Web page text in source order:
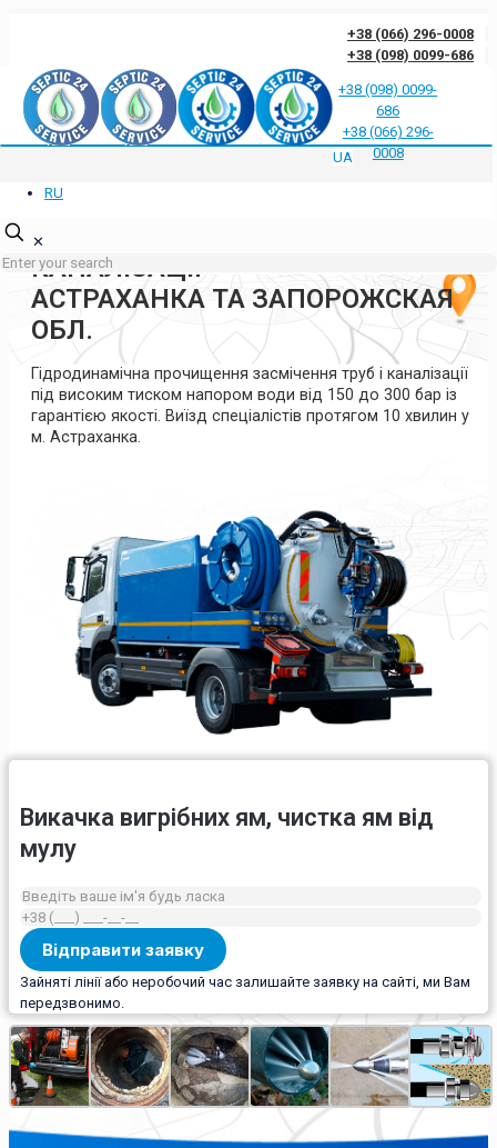
+38 (066) 296-0008
+38 (098) 0099-686
Відгуки клієнтів про нас Відповіді на часті запитання Блог
Контакти
Політика конфіденційності
+38 (098) 0099-
686
+38 (066) 296-
0008
UA
RU
✕
ГІДРОДИНАМІЧНА
ПРОЧИСТКА ТРУБ ТА
КАНАЛІЗАЦІЇ
АСТРАХАНКА ТА ЗАПОРОЖСКАЯ
ОБЛ.
Гідродинамічна прочищення засмічення труб і каналізації
під високим тиском напором води від 150 до 300 бар із
гарантією якості. Виїзд спеціалістів протягом 10 хвилин у
м. Астраханка.
Викачка вигрібних ям, чистка ям від
мулу
Зайняті лінії або неробочий час залишайте заявку на сайті, ми Вам
передзвонимо.